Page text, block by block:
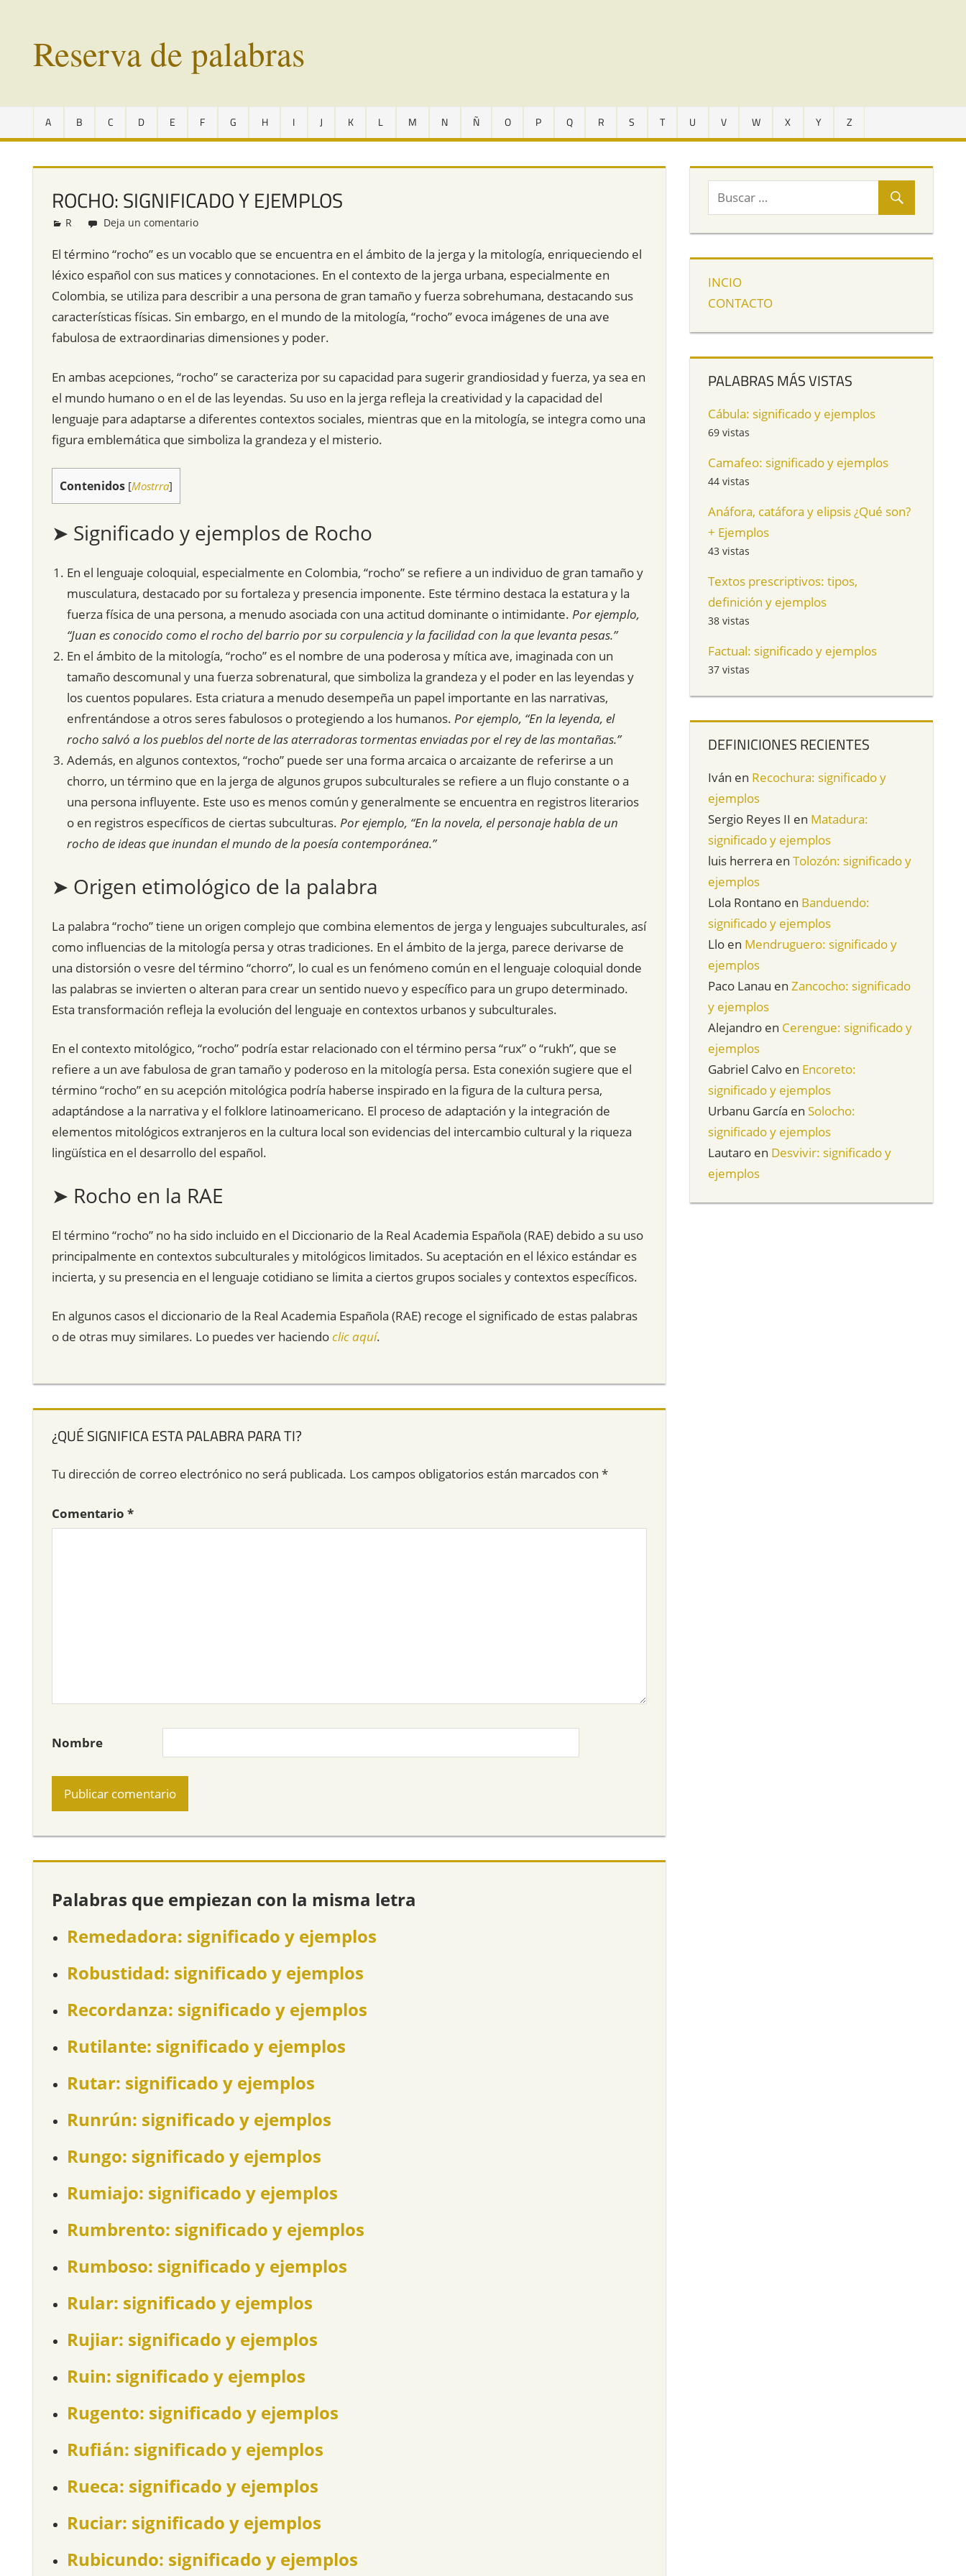
contenidoReserva de palabras
en
vías
extinción
todo
A B C D E F G H I J K L M N Ñ O P Q R S T U V W X Y Z
ROCHO: SIGNIFICADO Y EJEMPLOS
Redacción
R Deja un comentario
El término “rocho” es un vocablo que se encuentra en el ámbito de la jerga y la mitología, enriqueciendo el
léxico español con sus matices y connotaciones. En el contexto de la jerga urbana, especialmente en
Colombia, se utiliza para describir a una persona de gran tamaño y fuerza sobrehumana, destacando sus
características físicas. Sin embargo, en el mundo de la mitología, “rocho” evoca imágenes de una ave
fabulosa de extraordinarias dimensiones y poder.
En ambas acepciones, “rocho” se caracteriza por su capacidad para sugerir grandiosidad y fuerza, ya sea en
el mundo humano o en el de las leyendas. Su uso en la jerga refleja la creatividad y la capacidad del
lenguaje para adaptarse a diferentes contextos sociales, mientras que en la mitología, se integra como una
figura emblemática que simboliza la grandeza y el misterio.
Contenidos [Mostrra]
➤ Significado y ejemplos de Rocho
En el lenguaje coloquial, especialmente en Colombia, “rocho” se refiere a un individuo de gran tamaño y
musculatura, destacado por su fortaleza y presencia imponente. Este término destaca la estatura y la
fuerza física de una persona, a menudo asociada con una actitud dominante o intimidante. Por ejemplo,
“Juan es conocido como el rocho del barrio por su corpulencia y la facilidad con la que levanta pesas.”
En el ámbito de la mitología, “rocho” es el nombre de una poderosa y mítica ave, imaginada con un
tamaño descomunal y una fuerza sobrenatural, que simboliza la grandeza y el poder en las leyendas y
los cuentos populares. Esta criatura a menudo desempeña un papel importante en las narrativas,
enfrentándose a otros seres fabulosos o protegiendo a los humanos. Por ejemplo, “En la leyenda, el
rocho salvó a los pueblos del norte de las aterradoras tormentas enviadas por el rey de las montañas.”
Además, en algunos contextos, “rocho” puede ser una forma arcaica o arcaizante de referirse a un
chorro, un término que en la jerga de algunos grupos subculturales se refiere a un flujo constante o a
una persona influyente. Este uso es menos común y generalmente se encuentra en registros literarios
o en registros específicos de ciertas subculturas. Por ejemplo, “En la novela, el personaje habla de un
rocho de ideas que inundan el mundo de la poesía contemporánea.”
➤ Origen etimológico de la palabra
La palabra “rocho” tiene un origen complejo que combina elementos de jerga y lenguajes subculturales, así
como influencias de la mitología persa y otras tradiciones. En el ámbito de la jerga, parece derivarse de
una distorsión o vesre del término “chorro”, lo cual es un fenómeno común en el lenguaje coloquial donde
las palabras se invierten o alteran para crear un sentido nuevo y específico para un grupo determinado.
Esta transformación refleja la evolución del lenguaje en contextos urbanos y subculturales.
En el contexto mitológico, “rocho” podría estar relacionado con el término persa “rux” o “rukh”, que se
refiere a un ave fabulosa de gran tamaño y poderoso en la mitología persa. Esta conexión sugiere que el
término “rocho” en su acepción mitológica podría haberse inspirado en la figura de la cultura persa,
adaptándose a la narrativa y el folklore latinoamericano. El proceso de adaptación y la integración de
elementos mitológicos extranjeros en la cultura local son evidencias del intercambio cultural y la riqueza
lingüística en el desarrollo del español.
➤ Rocho en la RAE
El término “rocho” no ha sido incluido en el Diccionario de la Real Academia Española (RAE) debido a su uso
principalmente en contextos subculturales y mitológicos limitados. Su aceptación en el léxico estándar es
incierta, y su presencia en el lenguaje cotidiano se limita a ciertos grupos sociales y contextos específicos.
En algunos casos el diccionario de la Real Academia Española (RAE) recoge el significado de estas palabras
o de otras muy similares. Lo puedes ver haciendoclic aquí.
¿QUÉ SIGNIFICA ESTA PALABRA PARA TI?
Tu dirección de correo electrónico no será publicada. Los campos obligatorios están marcados con *
Comentario *
Nombre
Palabras que empiezan con la misma letra
Remedadora: significado y ejemplos
Robustidad: significado y ejemplos
Recordanza: significado y ejemplos
Rutilante: significado y ejemplos
Rutar: significado y ejemplos
Runrún: significado y ejemplos
Rungo: significado y ejemplos
Rumiajo: significado y ejemplos
Rumbrento: significado y ejemplos
Rumboso: significado y ejemplos
Rular: significado y ejemplos
Rujiar: significado y ejemplos
Ruin: significado y ejemplos
Rugento: significado y ejemplos
Rufián: significado y ejemplos
Rueca: significado y ejemplos
Ruciar: significado y ejemplos
Rubicundo: significado y ejemplos
INCIO
CONTACTO
PALABRAS MÁS VISTAS
Cábula: significado y ejemplos
69 vistas
Camafeo: significado y ejemplos
44 vistas
Anáfora, catáfora y elipsis ¿Qué son?
+ Ejemplos
43 vistas
Textos prescriptivos: tipos,
definición y ejemplos
38 vistas
Factual: significado y ejemplos
37 vistas
DEFINICIONES RECIENTES
Iván en Recochura: significado y
ejemplos
Sergio Reyes II en Matadura:
significado y ejemplos
luis herrera enTolozón: significado y
ejemplos
Lola Rontano en Banduendo:
significado y ejemplos
Llo en Mendruguero: significado y
ejemplos
Paco Lanau enZancocho: significado
y ejemplos
Alejandro en Cerengue: significado y
ejemplos
Gabriel Calvo en Encoreto:
significado y ejemplos
Urbanu García enSolocho:
significado y ejemplos
Lautaro en Desvivir: significado y
ejemplos